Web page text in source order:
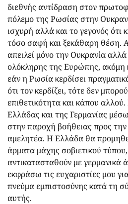
διεθνής αντίδραση στον
πόλεμο της Ρωσίας στην
ισχυρή αλλά και το γεγονός ότι
τόσο σαφή και ξεκάθαρη θέση.
απειλεί μόνο την Ουκρανία
ολόκληρης της Ευρώπης, ακόμη
εάν η Ρωσία κερδίσει
ότι τον κερδίζει, τότε δεν
επιθετικότητα και κάπου
Ελλάδας και της Γερμανίας
στην παροχή βοήθειας προς την
αμελητέα. Η Ελλάδα θα
άρματα μάχης σοβιετικού
αντικατασταθούν με
εκφράσω τις ευχαριστίες μου
πνεύμα εμπιστοσύνης κατά τη
αυτής.